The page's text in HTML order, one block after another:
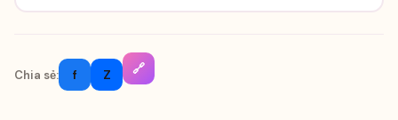
Chia sẻ: f Z 🔗